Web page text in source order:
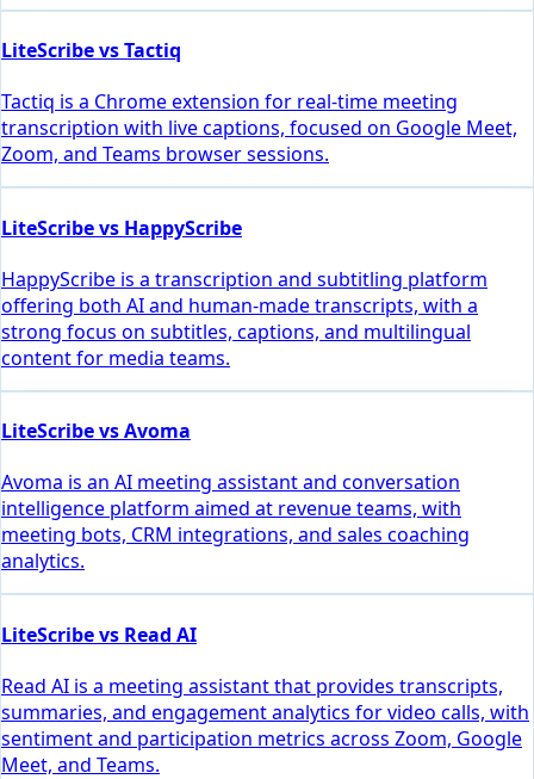
LiteScribe vs Tactiq
Tactiq is a Chrome extension for real-time meeting
transcription with live captions, focused on Google Meet,
Zoom, and Teams browser sessions.
LiteScribe vs HappyScribe
HappyScribe is a transcription and subtitling platform
offering both AI and human-made transcripts, with a
strong focus on subtitles, captions, and multilingual
content for media teams.
LiteScribe vs Avoma
Avoma is an AI meeting assistant and conversation
intelligence platform aimed at revenue teams, with
meeting bots, CRM integrations, and sales coaching
analytics.
LiteScribe vs Read AI
Read AI is a meeting assistant that provides transcripts,
summaries, and engagement analytics for video calls, with
sentiment and participation metrics across Zoom, Google
Meet, and Teams.